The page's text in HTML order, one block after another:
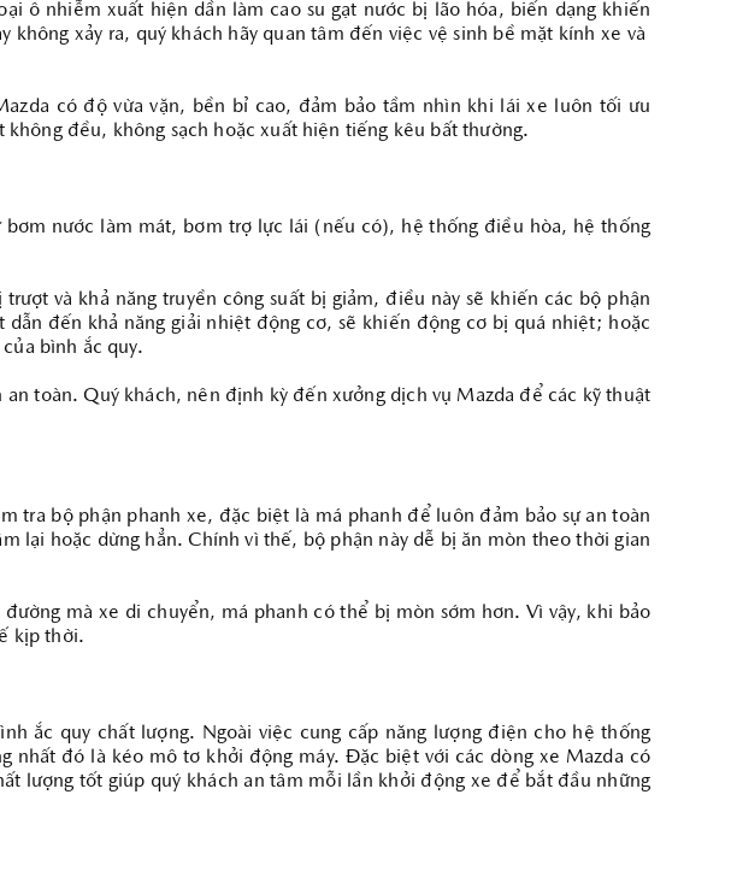
ô nhiễm xuất hiện dần làm cao su gạt nước bị lão hóa, biến dạng khiến
xảy ra, quý khách hãy quan tâm đến việc vệ sinh bề mặt kính xe và
có độ vừa vặn, bền bỉ cao, đảm bảo tầm nhìn khi lái xe luôn tối ưu
đều, không sạch hoặc xuất hiện tiếng kêu bất thường.
nước làm mát, bơm trợ lực lái (nếu có), hệ thống điều hòa, hệ thống
và khả năng truyền công suất bị giảm, điều này sẽ khiến các bộ phận
đến khả năng giải nhiệt động cơ, sẽ khiến động cơ bị quá nhiệt; hoặc
bình ắc quy.
toàn. Quý khách, nên định kỳ đến xưởng dịch vụ Mazda để các kỹ thuật
tra bộ phận phanh xe, đặc biệt là má phanh để luôn đảm bảo sự an toàn
lại hoặc dừng hẳn. Chính vì thế, bộ phận này dễ bị ăn mòn theo thời gian
mà xe di chuyển, má phanh có thể bị mòn sớm hơn. Vì vậy, khi bảo
kịp thời.
ắc quy chất lượng. Ngoài việc cung cấp năng lượng điện cho hệ thống
nhất đó là kéo mô tơ khởi động máy. Đặc biệt với các dòng xe Mazda có
lượng tốt giúp quý khách an tâm mỗi lần khởi động xe để bắt đầu những